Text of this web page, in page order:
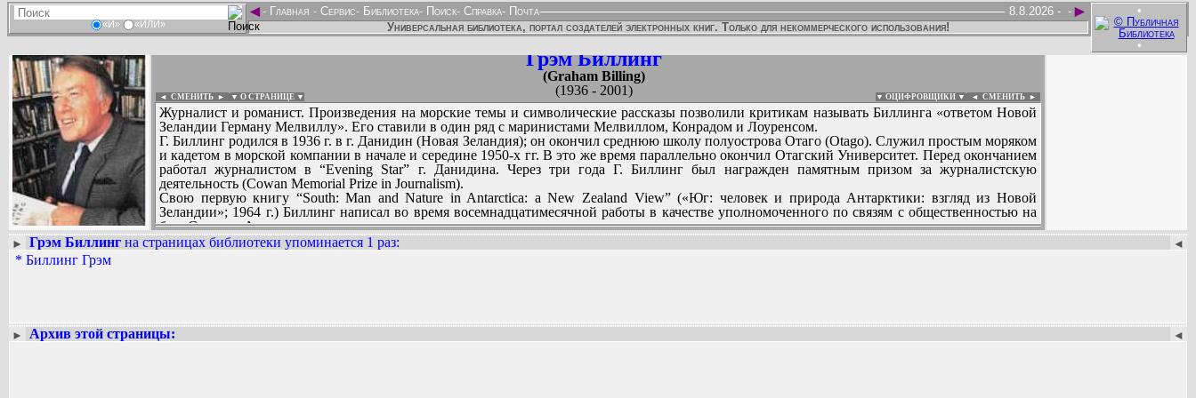
«И» «ИЛИ»
•
•
◄ ►
- Главная - Сервис- Библиотека- Поиск- Справка- Почта -
8.8.2026 -
Универсальная библиотека, портал создателей электронных книг. Только для некоммерческого использования!
Грэм Биллинг
(Graham Billing)
(1936 - 2001)
◄ СМЕНИТЬ ► ▼ О СТРАНИЦЕ ▼ ▼ ОЦИФРОВЩИКИ ▼ ◄ СМЕНИТЬ ►
Журналист и романист. Произведения на морские темы и символические рассказы позволили критикам называть Биллинга «ответом Новой
Зеландии Герману Мелвиллу». Его ставили в один ряд с маринистами Мелвиллом, Конрадом и Лоуренсом.
Г. Биллинг родился в 1936 г. в г. Данидин (Новая Зеландия); он окончил среднюю школу полуострова Отаго (Otago). Служил простым моряком
и кадетом в морской компании в начале и середине 1950-х гг. В это же время параллельно окончил Отагский Университет. Перед окончанием
работал журналистом в “Evening Star” г. Данидина. Через три года Г. Биллинг был награжден памятным призом за журналистскую
деятельность (Cowan Memorial Prize in Journalism).
Свою первую книгу “South: Man and Nature in Antarctica: a New Zealand View” («Юг: человек и природа Антарктики: взгляд из Новой
Зеландии»; 1964 г.) Биллинг написал во время восемнадцатимесячной работы в качестве уполномоченного по связям с общественностью на
базе Скотта в Антарктиде.
Позднее он возвращался к ледяному континенту и в беллетристике, и в документальных работах. Одна гора в Антарктиде даже названа его
именем. Антарктика оставалась важным элементом произведений писателя. Фрагменты его Антарктического журнала были опубликованы в
За «Форбэшом» последовала вторая автобиографическая книга: “New Zealand: the Sunlit Land” («Новая Зеландия: земля, освещенная солнцем»;
1966) и политический триллер “The Alpha Trip” (1970). Затем - новеллы “Statues” («Статуи»; 1971) и “The Slipway” («Стапель»; 1974). В это
:
Вадим Ершов...
► ◄
Грэм Биллинг на страницах библиотеки упоминается 1 раз:
* Биллинг Грэм
► ◄
Архив этой страницы: